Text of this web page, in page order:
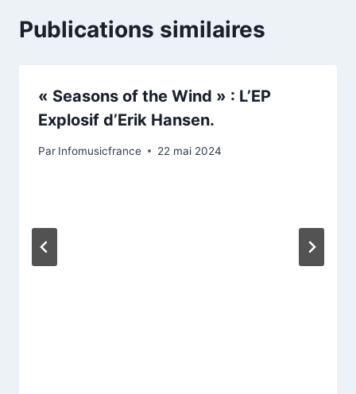
Publications similaires
« Seasons of the Wind » : L’EP
Explosif d’Erik Hansen.
Par Infomusicfrance 22 mai 2024